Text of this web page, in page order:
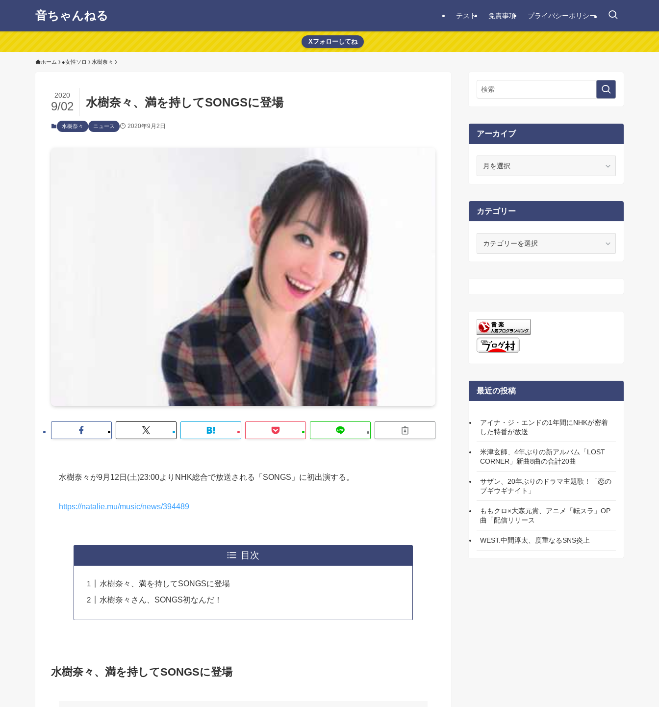
音ちゃんねる テスト 免責事項 プライバシーポリシー
Xフォローしてね
ホーム ●女性ソロ 水樹奈々
水樹奈々、満を持してSONGSに登場
2020
9/02
水樹奈々 ニュース 2020年9月2日
水樹奈々が9月12日(土)23:00よりNHK総合で放送される「SONGS」に初出演する。
https://natalie.mu/music/news/394489
目次
水樹奈々、満を持してSONGSに登場
水樹奈々さん、SONGS初なんだ！
水樹奈々、満を持してSONGSに登場
アーカイブ
ブ
カテゴリー
最近の投稿
アイナ・ジ・エンドの1年間にNHKが密着
した特番が放送
米津玄師、4年ぶりの新アルバム「LOST
CORNER」新曲8曲の合計20曲
サザン、20年ぶりのドラマ主題歌！「恋の
ブギウギナイト」
ももクロ×大森元貴、アニメ「転スラ」OP
曲「配信リリース
WEST.中間淳太、度重なるSNS炎上